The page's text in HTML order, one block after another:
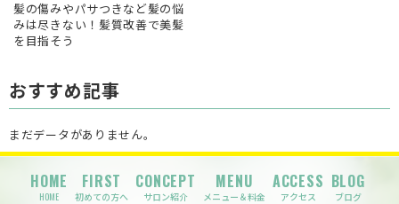
髪の傷みやパサつきなど髪の悩
みは尽きない！髪質改善で美髪
を目指そう
おすすめ記事
まだデータがありません。
HOME
HOME
FIRST
初めての方へ
CONCEPT
サロン紹介
MENU
メニュー＆料金
ACCESS
アクセス
BLOG
ブログ